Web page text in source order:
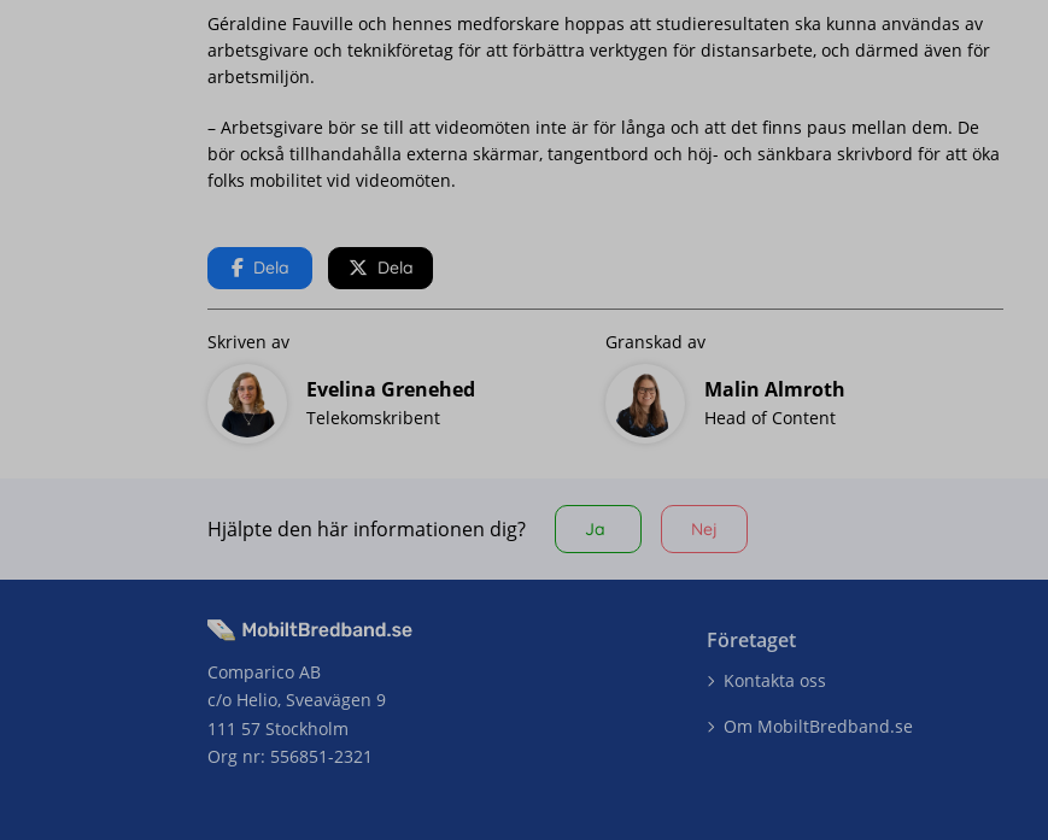
Géraldine Fauville och hennes medforskare hoppas att studieresultaten ska kunna användas av
arbetsgivare och teknikföretag för att förbättra verktygen för distansarbete, och därmed även för
arbetsmiljön.
– Arbetsgivare bör se till att videomöten inte är för långa och att det finns paus mellan dem. De
bör också tillhandahålla externa skärmar, tangentbord och höj- och sänkbara skrivbord för att öka
folks mobilitet vid videomöten.
Dela Dela
Skriven av
Evelina Grenehed
Telekomskribent
Granskad av
Malin Almroth
Head of Content
Hjälpte den här informationen dig? Ja Nej
Comparico AB
c/o Helio, Sveavägen 9
111 57 Stockholm
Org nr: 556851-2321
Företaget
Kontakta oss
Om MobiltBredband.se